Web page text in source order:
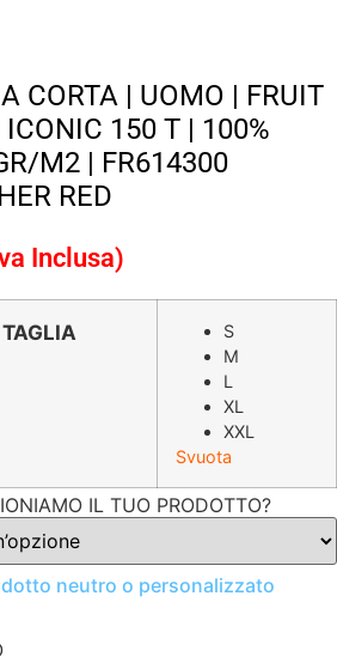
CORTA | UOMO | FRUIT
150 T | 100%
M2 | FR614300
RED
Inclusa)
S
M
L
XL
XXL
Svuota
IL TUO PRODOTTO?
neutro o personalizzato